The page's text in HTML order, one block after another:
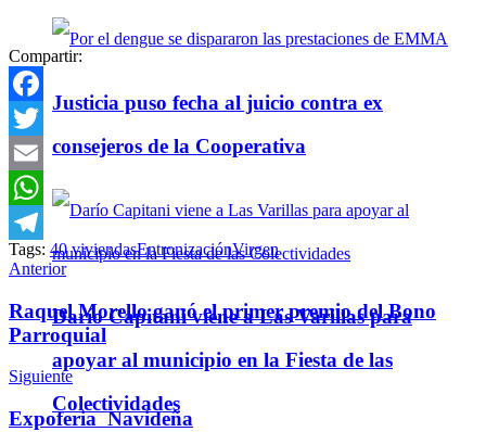
Justicia puso fecha al juicio contra ex
consejeros de la Cooperativa
Darío Capitani viene a Las Varillas para
apoyar al municipio en la Fiesta de las
Colectividades
Compartir:
Facebook
Twitter
Email
WhatsApp
Telegram
Tags: 40 viviendasEntronizaciónVirgen
Anterior
Raquel Morello ganó el primer premio del Bono
Parroquial
Siguiente
Expoferia Navideña